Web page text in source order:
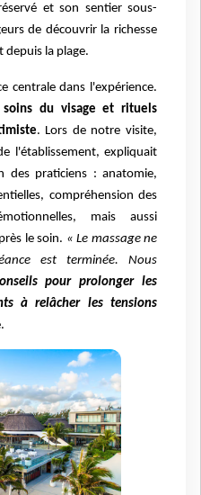
et son sentier sous-
de découvrir la richesse
la plage.
centrale dans l'expérience.
soins du visage et rituels
. Lors de notre visite,
l'établissement, expliquait
des praticiens : anatomie,
compréhension des
mais aussi
le soin. « Le massage ne
est terminée. Nous
pour prolonger les
à relâcher les tensions